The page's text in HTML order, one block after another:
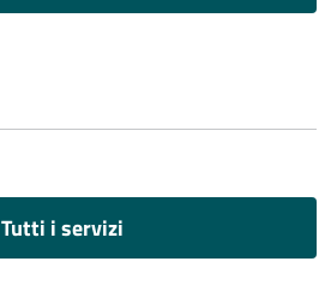
Tutti i servizi